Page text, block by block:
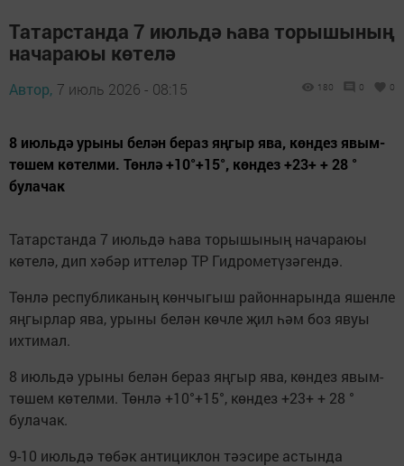
Татарстанда 7 июльдә һава торышының
начараюы көтелә
Автор, 7 июль 2026 - 08:15 180 0 0
8 июльдә урыны белән бераз яңгыр ява, көндез явым-
төшем көтелми. Төнлә +10°+15°, көндез +23+ + 28 °
булачак
Татарстанда 7 июльдә һава торышының начараюы
көтелә, дип хәбәр иттеләр ТР Гидрометүзәгендә.
Төнлә республиканың көнчыгыш районнарында яшенле
яңгырлар ява, урыны белән көчле җил һәм боз явуы
ихтимал.
8 июльдә урыны белән бераз яңгыр ява, көндез явым-
төшем көтелми. Төнлә +10°+15°, көндез +23+ + 28 °
булачак.
9-10 июльдә төбәк антициклон тәэсире астында